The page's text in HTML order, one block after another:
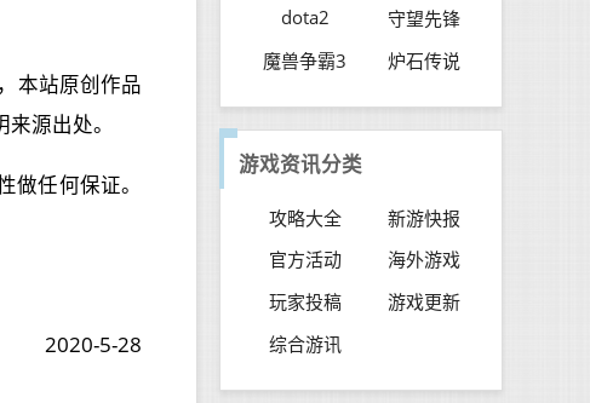
本站原创作品
源出处。
任何保证。
2020-5-28
dota2
守望先锋
魔兽争霸3
炉石传说
游戏资讯分类
攻略大全
新游快报
官方活动
海外游戏
玩家投稿
游戏更新
综合游讯